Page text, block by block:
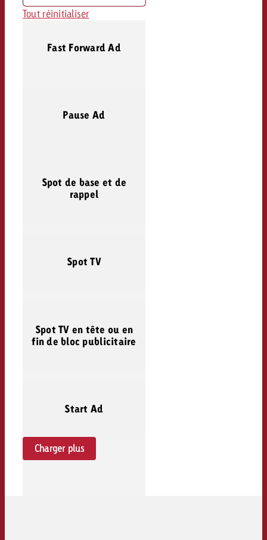
Tout réinitialiser
Fast Forward Ad
Pause Ad
Spot de base et de
rappel
Spot TV
Spot TV en tête ou en
fin de bloc publicitaire
Start Ad
Charger plus